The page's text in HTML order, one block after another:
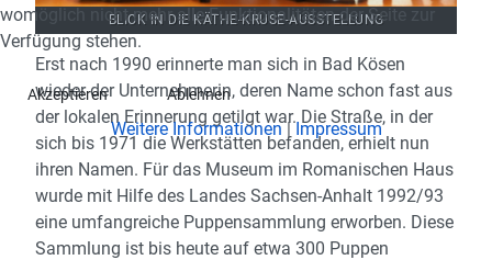
BLICK IN DIE KÄTHE-KRUSE-AUSSTELLUNG
Erst nach 1990 erinnerte man sich in Bad Kösen
wieder der Unternehmerin, deren Name schon fast aus
der lokalen Erinnerung getilgt war. Die Straße, in der
sich bis 1971 die Werkstätten befanden, erhielt nun
ihren Namen. Für das Museum im Romanischen Haus
wurde mit Hilfe des Landes Sachsen-Anhalt 1992/93
eine umfangreiche Puppensammlung erworben. Diese
Sammlung ist bis heute auf etwa 300 Puppen
womöglich nicht mehr alle Funktionalitäten der Seite zur
Verfügung stehen.
Akzeptieren Ablehnen
Weitere Informationen|Impressum